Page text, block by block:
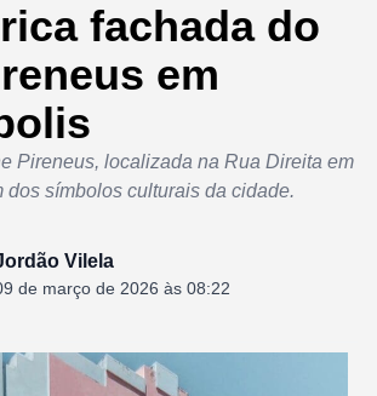
fachada do
em
Pireneus, localizada na Rua Direita em
dos símbolos culturais da cidade.
Vilela
de março de 2026 às 08:22